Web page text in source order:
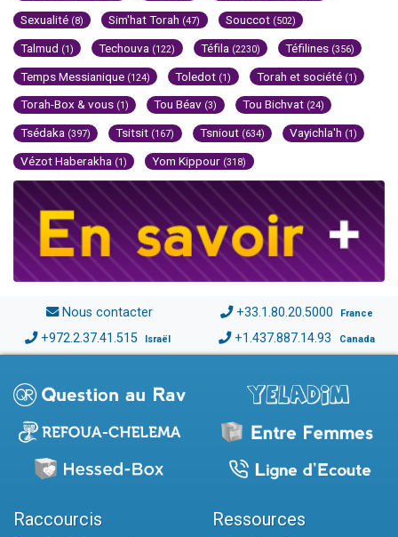
Sexualité (8) Sim'hat Torah (47) Souccot (502)
Talmud (1) Techouva (122) Téfila (2230) Téfilines (356)
Temps Messianique (124) Toledot (1) Torah et société (1)
Torah-Box & vous (1) Tou Béav (3) Tou Bichvat (24)
Tsédaka (397) Tsitsit (167) Tsniout (634) Vayichla'h (1)
Vézot Haberakha (1) Yom Kippour (318)
Nous contacter +33.1.80.20.5000 France
+972.2.37.41.515 Israël +1.437.887.14.93 Canada
Raccourcis Ressources